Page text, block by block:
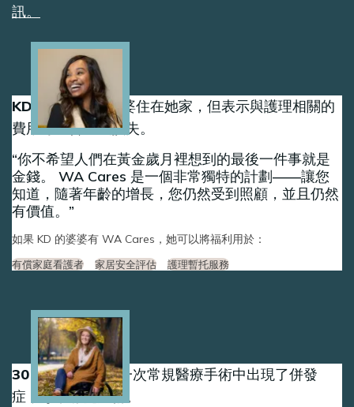
訊。
KD 很高興她的婆婆住在她家，但表示與護理相關的
費用可能會造成損失。
你不希望人們在黃金歲月裡想到的最後一件事就是
金錢。 WA Cares 是一個非常獨特的計劃——讓您
知道，隨著年齡的增長，您仍然受到照顧，並且仍然
有價值。
如果 KD 的婆婆有 WA Cares，她可以將福利用於：
有償家庭看護者 家居安全評估 護理暫托服務
Image
30 歲時，丹妮在一次常規醫療手術中出現了併發
症，導致脊髓受傷。
Image